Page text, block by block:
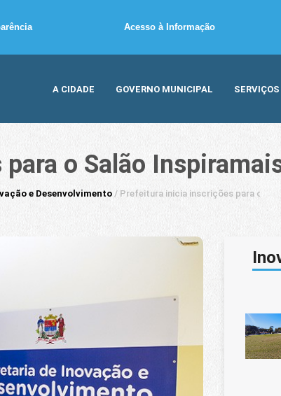
Acesso à Informação
A CIDADE GOVERNO MUNICIPAL SERVIÇOS
o Salão
e Desenvolvimento / Prefeitura inicia inscrições para o